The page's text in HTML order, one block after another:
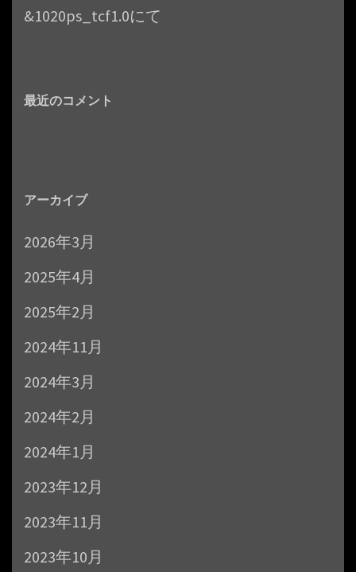
&1020ps_tcf1.0にて
最近のコメント
アーカイブ
2026年3月
2025年4月
2025年2月
2024年11月
2024年3月
2024年2月
2024年1月
2023年12月
2023年11月
2023年10月